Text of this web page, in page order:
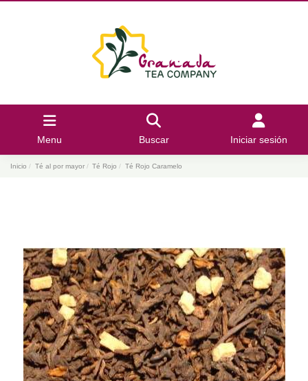
Menu Buscar Iniciar sesión
Inicio Té al por mayor Té Rojo Té Rojo Caramelo